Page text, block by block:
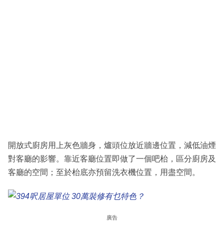
開放式廚房用上灰色牆身，爐頭位放近牆邊位置，減低油煙
對客廳的影響。靠近客廳位置即做了一個吧枱，區分廚房及
客廳的空間；至於枱底亦預留洗衣機位置，用盡空間。
廣告